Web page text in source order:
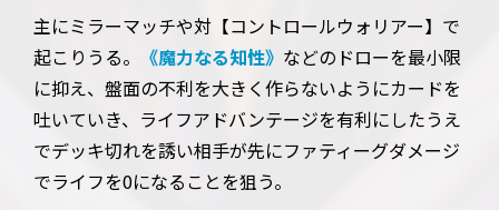
主にミラーマッチや対【コントロールウォリアー】で
起こりうる。
《魔力なる知性》 などのドローを最小限
に抑え、盤面の不利を大きく作らないようにカードを
吐いていき、ライフアドバンテージを有利にしたうえ
でデッキ切れを誘い相手が先にファティーグダメージ
でライフを0になることを狙う。